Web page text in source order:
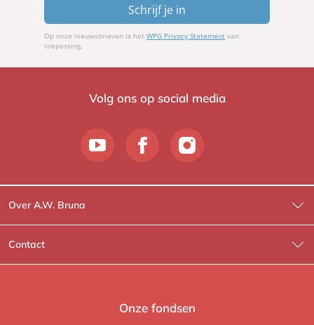
Schrijf je in
Op onze nieuwsbrieven is hetWPG Privacy Statement van
toepassing.
Volg ons op social media
Over A.W. Bruna
Wat wij doen
Wie is Wie?
Contact
Contactinformatie
Onze fondsen